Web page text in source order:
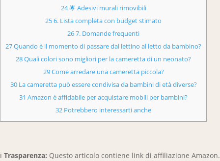
24 🌟 Adesivi murali rimovibili
25 6. Lista completa con budget stimato
26 7. Domande frequenti
27 Quando è il momento di passare dal lettino al letto da bambino?
28 Quali colori sono migliori per la cameretta di un neonato?
29 Come arredare una cameretta piccola?
30 La cameretta può essere condivisa da bambini di età diverse?
31 Amazon è affidabile per acquistare mobili per bambini?
32 Potrebbero interessarti anche
ℹ️ Trasparenza: Questo articolo contiene link di affiliazione Amazon.